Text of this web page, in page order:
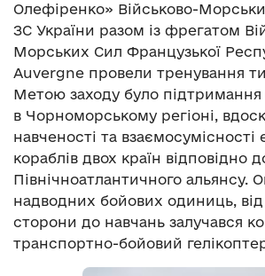
Олефіренко» Військово-
ЗС України разом із фрегатом
Морських Сил Французької
Auvergne провели тренування
Метою заходу було підтримання
в Чорноморському регіоні,
навченості та взаємосумісності
кораблів двох країн відповідно
Північноатлантичного альянсу.
надводних бойових одиниць,
сторони до навчань залучався
транспортно-бойовий